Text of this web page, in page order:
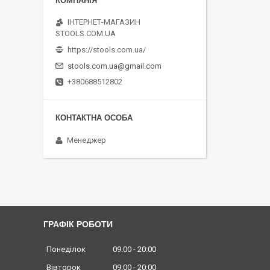
ІНТЕРНЕТ-МАГАЗИН
STOOLS.COM.UA
https://stools.com.ua/
stools.com.ua@gmail.com
+380688512802
Менеджер
ГРАФІК РОБОТИ
Понеділок 09:00
20:00
Вівторок
09:00 20:00